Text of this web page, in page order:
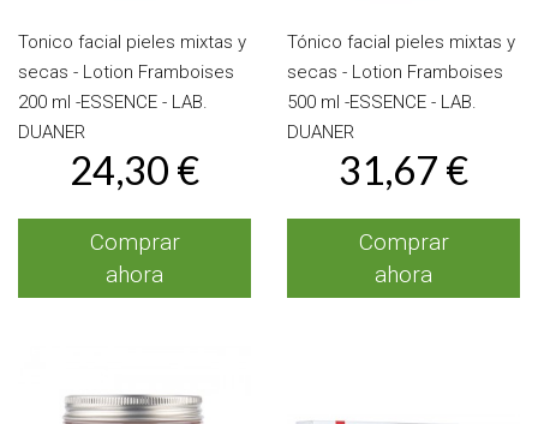
Tonico facial pieles mixtas y
secas - Lotion Framboises
200 ml -ESSENCE - LAB.
DUANER
24,30 €
Comprar
ahora
Tónico facial pieles mixtas y
secas - Lotion Framboises
500 ml -ESSENCE - LAB.
DUANER
31,67 €
Comprar
ahora